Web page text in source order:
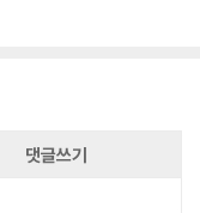
댓글쓰기